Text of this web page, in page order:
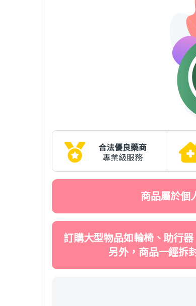
合法優良藥商
專業級服務
商品屬於個
訂購大型物品如輪椅、助行
另外，商品一經拆